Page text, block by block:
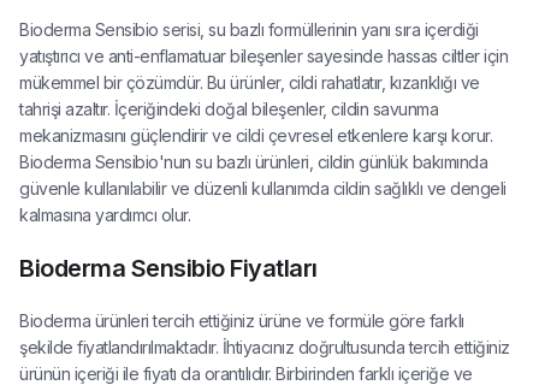
Bioderma Sensibio serisi, su bazlı formüllerinin yanı sıra içerdiği
yatıştırıcı ve anti-enflamatuar bileşenler sayesinde hassas ciltler için
mükemmel bir çözümdür. Bu ürünler, cildi rahatlatır, kızarıklığı ve
tahrişi azaltır. İçeriğindeki doğal bileşenler, cildin savunma
mekanizmasını güçlendirir ve cildi çevresel etkenlere karşı korur.
Bioderma Sensibio'nun su bazlı ürünleri, cildin günlük bakımında
güvenle kullanılabilir ve düzenli kullanımda cildin sağlıklı ve dengeli
kalmasına yardımcı olur.
Bioderma Sensibio Fiyatları
Bioderma ürünleri tercih ettiğiniz ürüne ve formüle göre farklı
şekilde fiyatlandırılmaktadır. İhtiyacınız doğrultusunda tercih ettiğiniz
ürünün içeriği ile fiyatı da orantılıdır. Birbirinden farklı içeriğe ve